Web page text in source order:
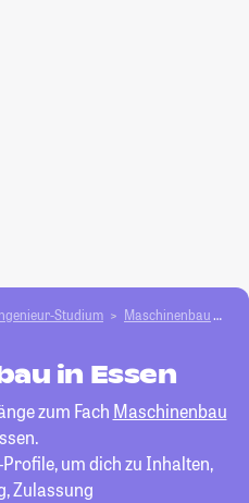
Studium Maschinenbau
in Essen
zum Fach Maschinenbau
um dich zu Inhalten,
Zulassung